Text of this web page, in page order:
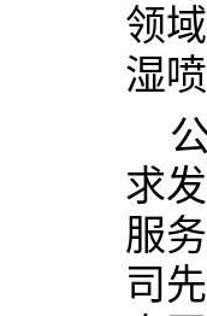
领
湿
求
服
司